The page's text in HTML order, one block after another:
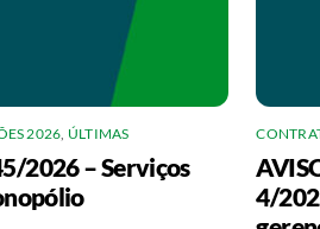
2026 ÚLTIMAS
2026 – Serviços
4/